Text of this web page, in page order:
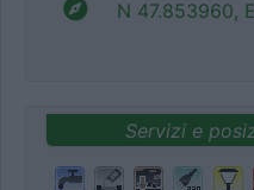
N 47.853960,
Servizi e